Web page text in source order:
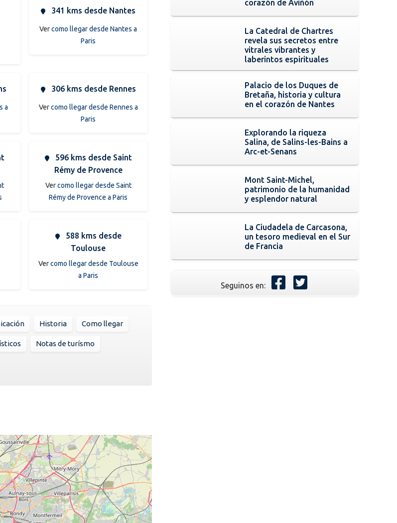
341 kms desde Nantes
Vercomo llegar desde Nantes a
Paris
a
306 kms desde Rennes
Vercomo llegar desde Rennes a
Paris
596 kms desde Saint
Rémy de Provence
Vercomo llegar desde Saint
Rémy de Provence a Paris
588 kms desde
Toulouse
Vercomo llegar desde Toulouse
a Paris
Historia Como llegar
Notas de turísmo
corazón de Aviñón
La Catedral de Chartres
revela sus secretos entre
vitrales vibrantes y
laberintos espirituales
Palacio de los Duques de
Bretaña, historia y cultura
en el corazón de Nantes
Explorando la riqueza
Salina, de Salins-les-Bains a
Arc-et-Senans
Mont Saint-Michel,
patrimonio de la humanidad
y esplendor natural
La Ciudadela de Carcasona,
un tesoro medieval en el Sur
de Francia
Seguinos en: